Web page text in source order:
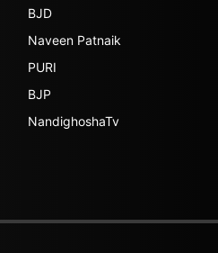
BJD
Naveen Patnaik
PURI
BJP
NandighoshaTv